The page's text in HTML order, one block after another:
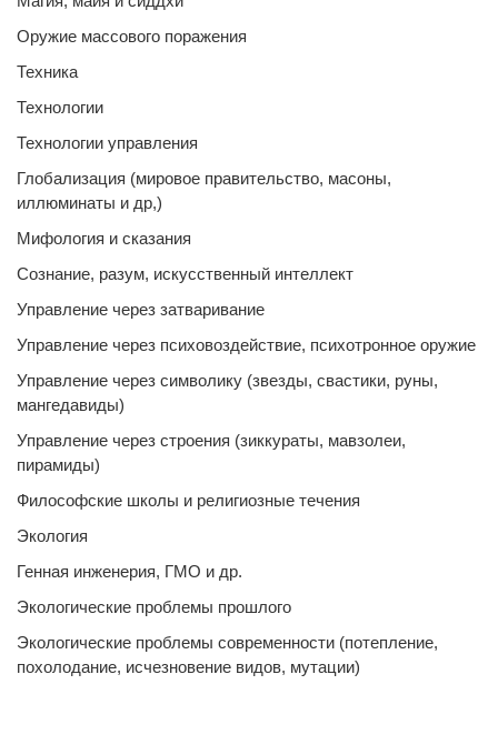
Оружие массового поражения
Техника
Технологии
Технологии управления
Глобализация (мировое правительство, масоны,
иллюминаты и др,)
Мифология и сказания
Сознание, разум, искусственный интеллект
Управление через затваривание
Управление через психовоздействие, психотронное оружие
Управление через символику (звезды, свастики, руны,
мангедавиды)
Управление через строения (зиккураты, мавзолеи,
пирамиды)
Философские школы и религиозные течения
Экология
Генная инженерия, ГМО и др.
Экологические проблемы прошлого
Экологические проблемы современности (потепление,
похолодание, исчезновение видов, мутации)